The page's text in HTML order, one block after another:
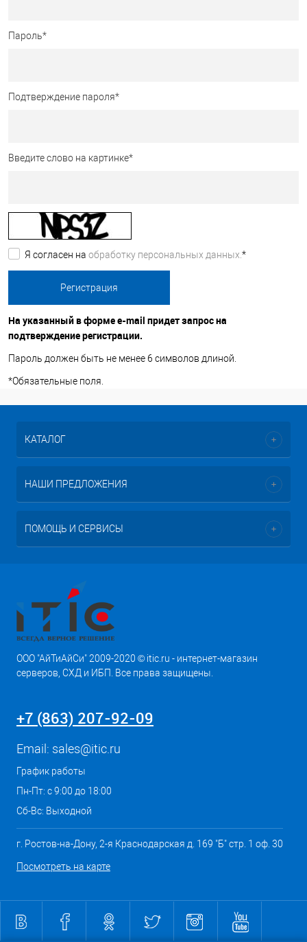
Пароль*
Подтверждение пароля*
Введите слово на картинке*
Я согласен на обработку персональных данных. *
На указанный в форме e-mail придет запрос на
подтверждение регистрации.
Пароль должен быть не менее 6 символов длиной.
*Обязательные поля.
КАТАЛОГ
НАШИ ПРЕДЛОЖЕНИЯ
ПОМОЩЬ И СЕРВИСЫ
ООО "АйТиАйСи" 2009-2020 © itic.ru - интернет-магазин
серверов, СХД и ИБП. Все права защищены.
+7 (863) 207-92-09
Email: sales@itic.ru
График работы
Пн-Пт: с 9:00 до 18:00
Сб-Вс: Выходной
г. Ростов-на-Дону, 2-я Краснодарская д. 169 "Б" стр. 1 оф. 30
Посмотреть на карте